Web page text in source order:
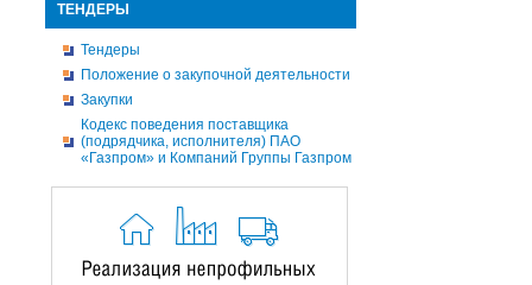
ТЕНДЕРЫ
Тендеры
Положение о закупочной деятельности
Закупки
Кодекс поведения поставщика
(подрядчика, исполнителя) ПАО
«Газпром» и Компаний Группы Газпром